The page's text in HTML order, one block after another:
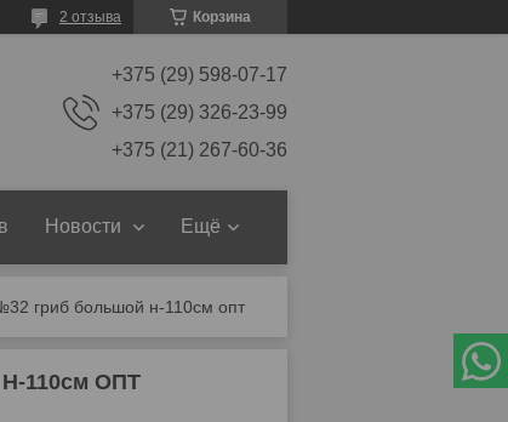
Корзина
2 отзыва
+375 (29) 598-07-17
+375 (29) 326-23-99
+375 (21) 267-60-36
Новости Ещё
гриб большой н-110см опт
110см ОПТ